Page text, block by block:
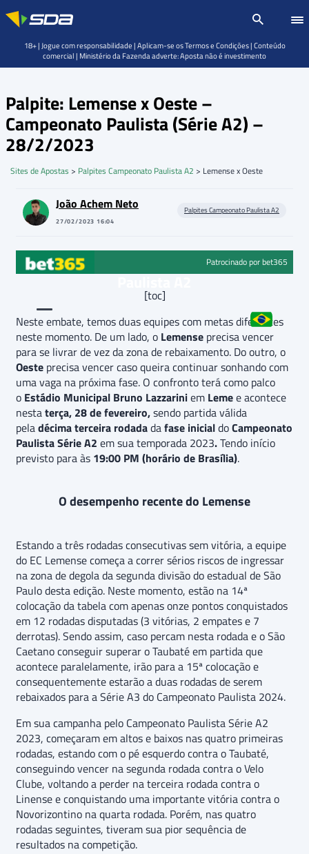
Palpite: Lemense x Oeste –
Campeonato Paulista (Série A2) –
28/2/2023
Sites de Apostas > Palpites Campeonato Paulista A2 > Lemense x Oeste
João Achem Neto
27/02/2023 16:04
Palpites Campeonato Paulista A2
Patrocinado por bet365
[toc]
Neste embate, temos duas equipes com metas diferentes
neste momento. De um lado, o Lemense precisa vencer
para se livrar de vez da zona de rebaixamento. Do outro, o
Oeste precisa vencer caso queira continuar sonhando com
uma vaga na próxima fase. O confronto terá como palco
o Estádio Municipal Bruno Lazzariniem Lemee acontece
nestaterça, 28 de fevereiro,sendo partida válida
peladécima terceira rodadadafase inicialdoCampeonato
Paulista Série A2 em sua temporada 2023.Tendo início
previsto para às 19:00 PM (horário de Brasília).
O desempenho recente do Lemense
Estando a três rodadas consecutivas sem vitória, a equipe
do EC Lemense começa a correr sérios riscos de ingressar
na zona de degola da segunda divisão do estadual de São
Paulo desta edição. Neste momento, estão na 14ª
colocação da tabela com apenas onze pontos conquistados
em 12 rodadas disputadas (3 vitórias, 2 empates e 7
derrotas). Sendo assim, caso percam nesta rodada e o São
Caetano conseguir superar o Taubaté em partida que
acontece paralelamente, irão para a 15ª colocação e
consequentemente estarão a duas rodadas de serem
rebaixados para a Série A3 do Campeonato Paulista 2024.
Em sua campanha pelo Campeonato Paulista Série A2
2023, começaram em altos e baixos nas quatro primeiras
rodadas, estando com o pé esquerdo contra o Taubaté,
conseguindo vencer na segunda rodada contra o Velo
Clube, voltando a perder na terceira rodada contra o
Linense e conquistando uma importante vitória contra o
Novorizontino na quarta rodada. Porém, nas quatro
rodadas seguintes, tiveram sua pior sequência de
resultados na competição.
18+ | Jogue com responsabilidade | Aplicam-se os Termos e Condições | Conteúdo
comercial | Ministério da Fazenda adverte: Aposta não é investimento